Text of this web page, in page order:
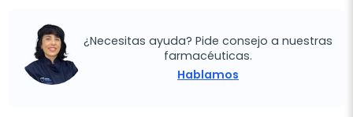
¿Necesitas ayuda? Pide consejo a nuestras
farmacéuticas.
Hablamos